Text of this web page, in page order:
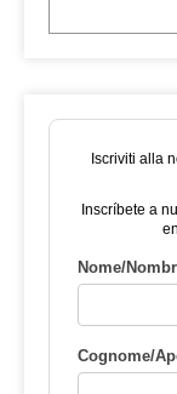
Iscriviti alla
Inscríbete a
Nome/
Cognome/